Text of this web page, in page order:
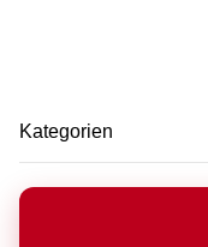
Kategorien